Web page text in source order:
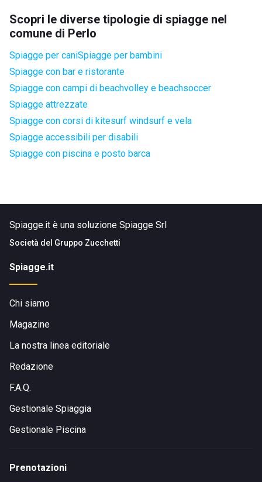
Scopri le diverse tipologie di spiagge nel
comune di Perlo
Spiagge per caniSpiagge per bambini
Spiagge con bar e ristorante
Spiagge con campi di beachvolley e beachsoccer
Spiagge attrezzate
Spiagge con corsi di kitesurf windsurf e vela
Spiagge accessibili per disabili
Spiagge con piscina e posto barca
Spiagge.it è una soluzione Spiagge Srl
Società del Gruppo Zucchetti
Spiagge.it
Chi siamo
Magazine
La nostra linea editoriale
Redazione
F.A.Q.
Gestionale Spiaggia
Gestionale Piscina
Prenotazioni